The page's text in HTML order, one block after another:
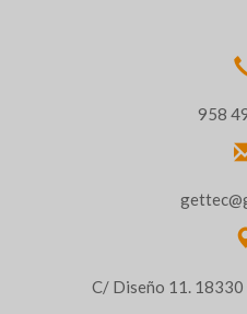
958
C/ Diseño 11. 18330